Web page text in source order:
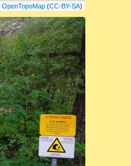
OpenTopoMap(CC-BY-SA)